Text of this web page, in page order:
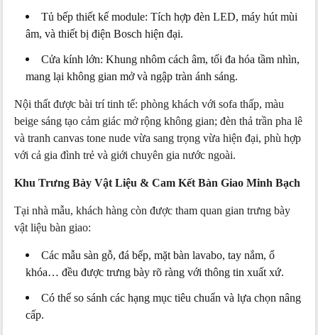
Tủ bếp thiết kế module: Tích hợp đèn LED, máy hút mùi
âm, và thiết bị điện Bosch hiện đại.
Cửa kính lớn: Khung nhôm cách âm, tối đa hóa tầm nhìn,
mang lại không gian mở và ngập tràn ánh sáng.
Nội thất được bài trí tinh tế: phòng khách với sofa thấp, màu
beige sáng tạo cảm giác mở rộng không gian; đèn thả trần pha lê
và tranh canvas tone nude vừa sang trọng vừa hiện đại, phù hợp
với cả gia đình trẻ và giới chuyên gia nước ngoài.
Khu Trưng Bày Vật Liệu & Cam Kết Bàn Giao Minh Bạch
Tại nhà mẫu, khách hàng còn được tham quan gian trưng bày
vật liệu bàn giao:
Các mẫu sàn gỗ, đá bếp, mặt bàn lavabo, tay nắm, ổ
khóa… đều được trưng bày rõ ràng với thông tin xuất xứ.
Có thể so sánh các hạng mục tiêu chuẩn và lựa chọn nâng
cấp.